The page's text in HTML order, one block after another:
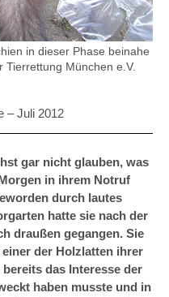
in dieser Phase beinahe
München e.V.
–Juli 2012
gar nicht glauben, was
in ihrem Notruf
durch lautes
hatte sie nach der
draußen gegangen. Sie
der Holzlatten ihrer
das Interesse der
haben musste und in